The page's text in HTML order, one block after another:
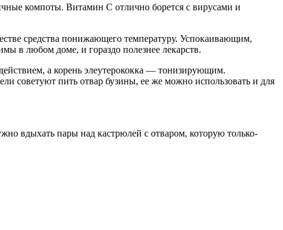
компоты. Витамин С отлично борется с вирусами и
средства понижающего температуру. Успокаивающим,
в любом доме, и гораздо полезнее лекарств.
а корень элеутерококка — тонизирующим.
советуют пить отвар бузины, ее же можно использовать и для
вдыхать пары над кастрюлей с отваром, которую только-